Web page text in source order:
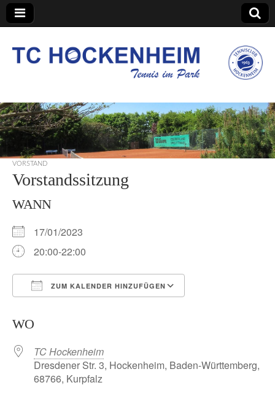
TC Hockenheim
VORSTAND
Vorstandssitzung
WANN
17/01/2023
20:00-22:00
ZUM KALENDER HINZUFÜGEN
WO
TC Hockenheim
Dresdener Str. 3, Hockenheim, Baden-Württemberg,
68766, Kurpfalz